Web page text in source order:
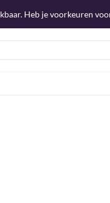
Heb je voorkeuren